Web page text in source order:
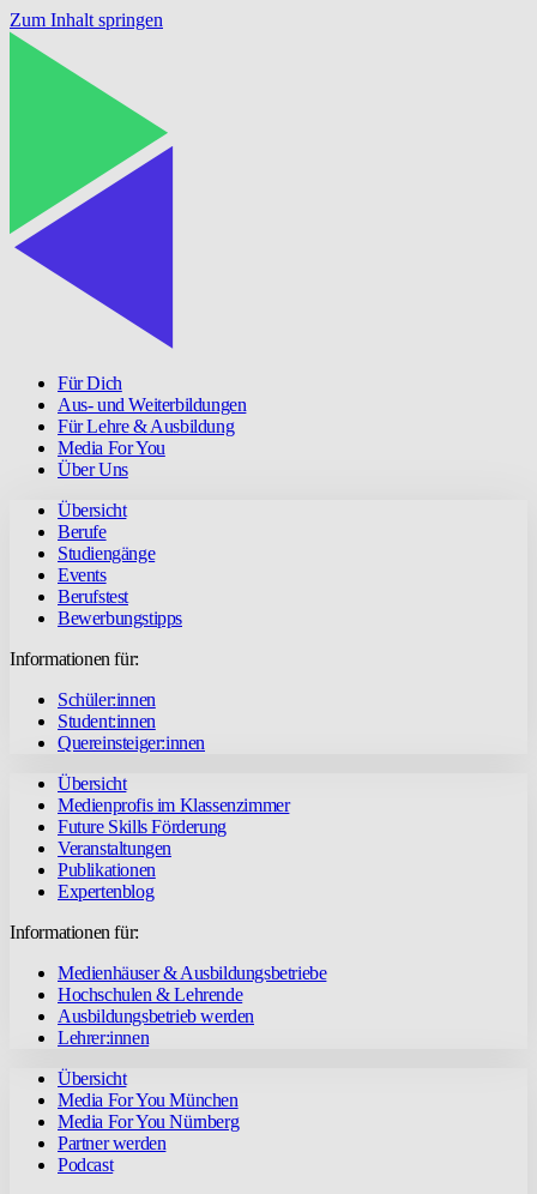
Zum Inhalt springen
Für Dich
Aus- und Weiterbildungen
Für Lehre & Ausbildung
Media For You
Über Uns
Übersicht
Berufe
Studiengänge
Events
Berufstest
Bewerbungstipps
Informationen für:
Schüler:innen
Student:innen
Quereinsteiger:innen
Übersicht
Medienprofis im Klassenzimmer
Future Skills Förderung
Veranstaltungen
Publikationen
Expertenblog
Informationen für:
Medienhäuser & Ausbildungsbetriebe
Hochschulen & Lehrende
Ausbildungsbetrieb werden
Lehrer:innen
Übersicht
Media For You München
Media For You Nürnberg
Partner werden
Podcast